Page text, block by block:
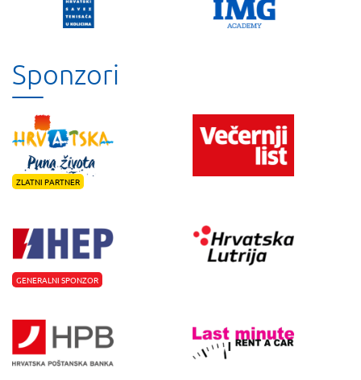
Sponzori
ZLATNI PARTNER
GENERALNI SPONZOR